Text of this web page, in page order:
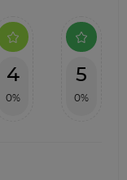
4
0%
5
0%